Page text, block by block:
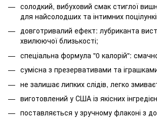
солодкий, вибуховий смак стиглої
для найсолодших та інтимних
довготривалий ефект: лубриканта
хвилюючої близькості;
спеціальна формула "0 калорій":
сумісна з презервативами та
не залишає липких слідів, легко
виготовлений у США із якісних
поставляється у зручному флаконі з